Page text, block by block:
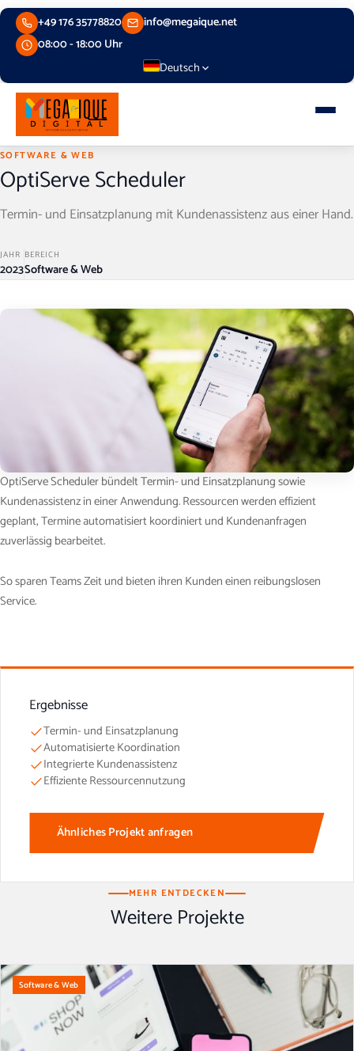
Skip
content
+49 176 35778820
info@megaique.net
08:00 - 18:00 Uhr
Deutsch
SOFTWARE & WEB
OptiServe Scheduler
Termin- und Einsatzplanung mit Kundenassistenz aus einer Hand.
JAHR
2023
BEREICH
Software & Web
OptiServe Scheduler bündelt Termin- und Einsatzplanung sowie
Kundenassistenz in einer Anwendung. Ressourcen werden effizient
geplant, Termine automatisiert koordiniert und Kundenanfragen
zuverlässig bearbeitet.
So sparen Teams Zeit und bieten ihren Kunden einen reibungslosen
Service.
Ergebnisse
Termin- und Einsatzplanung
Automatisierte Koordination
Integrierte Kundenassistenz
Effiziente Ressourcennutzung
Ähnliches Projekt anfragen
MEHR ENTDECKEN
Weitere Projekte
Software & Web